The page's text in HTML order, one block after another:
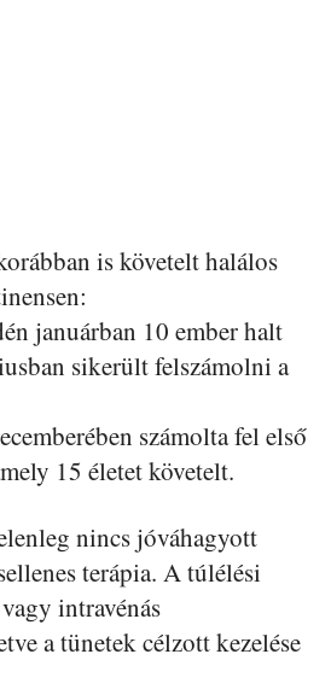
is követelt halálos
januárban 10 ember halt
sikerült felszámolni a
számolta fel első
15 életet követelt.
nincs jóváhagyott
terápia. A túlélési
intravénás
a tünetek célzott kezelése